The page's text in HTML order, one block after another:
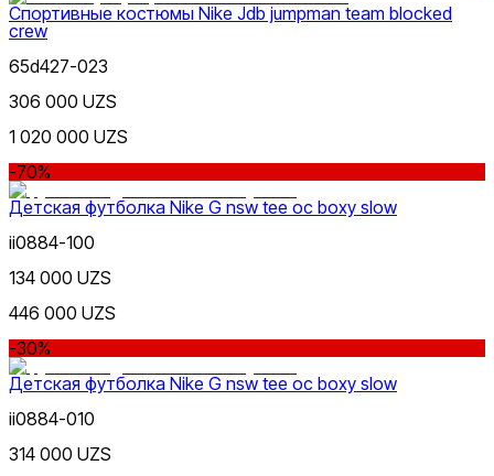
Спортивные костюмы Nike Jdb jumpman team blocked
crew
65d427-023
306 000 UZS
1 020 000 UZS
-70%
Детская футболка Nike G nsw tee oc boxy slow
ii0884-100
134 000 UZS
446 000 UZS
-30%
Детская футболка Nike G nsw tee oc boxy slow
ii0884-010
314 000 UZS